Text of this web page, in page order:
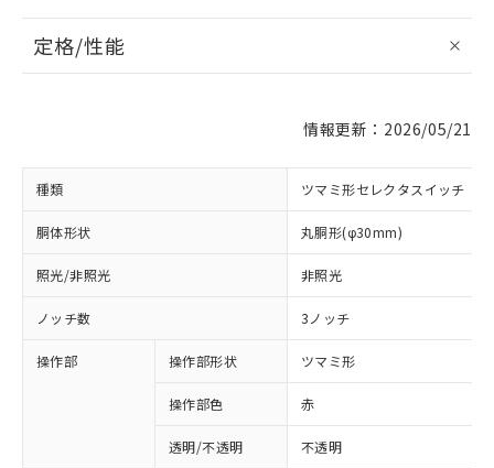
定格/性能
情報更新：2026/05/21
種類 ツマミ形セレクタスイッチ
胴体形状 丸胴形(φ30mm)
照光/非照光 非照光
ノッチ数 3ノッチ
操作部 操作部形状 ツマミ形
操作部色 赤
透明/不透明 不透明